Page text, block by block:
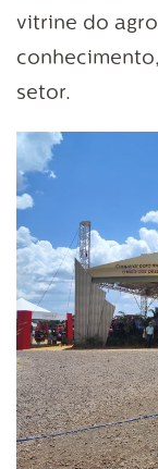
vitrine do
setor.